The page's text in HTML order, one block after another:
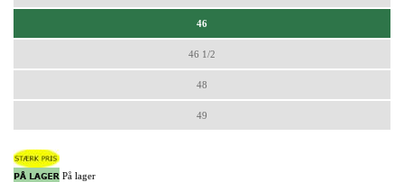
46
46 1/2
48
49
På lager